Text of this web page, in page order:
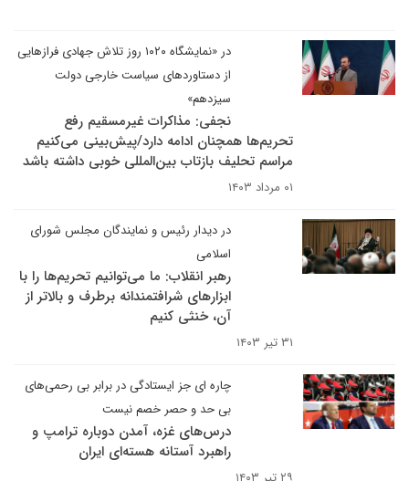
در «نمایشگاه ۱۰۲۰ روز تلاش جهادی فرازهایی
از دستاوردهای سیاست خارجی دولت
سیزدهم»
نجفی: مذاکرات غیرمسقیم رفع
تحریم‌ها همچنان ادامه دارد/پیش‌بینی می‌کنیم
مراسم تحلیف بازتاب بین‌المللی خوبی داشته باشد
۰۱ مرداد ۱۴۰۳
در دیدار رئیس و نمایندگان مجلس شورای
اسلامی
رهبر انقلاب: ما می‌توانیم تحریم‌ها را با
ابزارهای شرافتمندانه برطرف و بالاتر از
آن، خنثی کنیم
۳۱ تیر ۱۴۰۳
چاره ای جز ایستادگی در برابر بی ‌رحمی‌های
بی حد و حصر خصم نیست
درس‌های غزه، آمدن دوباره ترامپ و
راهبرد آستانه هسته‌ای ایران